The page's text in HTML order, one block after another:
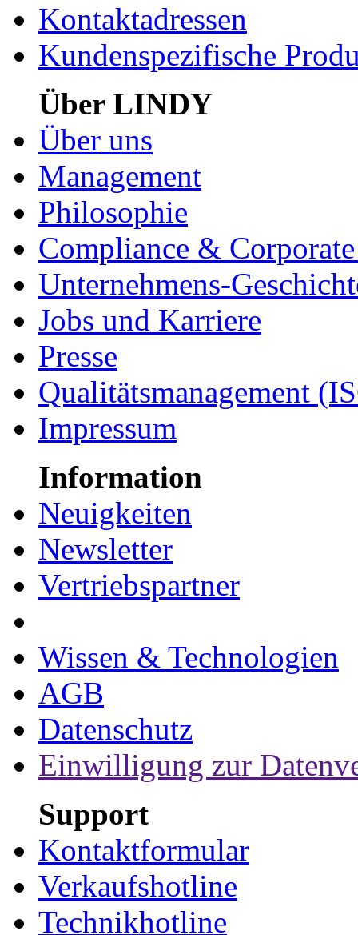
Kontaktadressen
Kundenspezifische
Über LINDY
Über uns
Management
Philosophie
Compliance &
Unternehmens-
Jobs und Karriere
Presse
Qualitätsmanagement
Impressum
Information
Neuigkeiten
Newsletter
Vertriebspartner
Wissen & Technologien
AGB
Datenschutz
Einwilligung zur
Support
Kontaktformular
Verkaufshotline
Technikhotline